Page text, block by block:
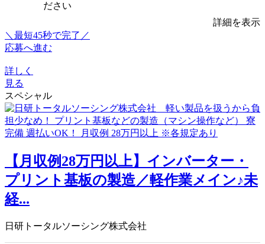
ださい
詳細を表示
＼最短45秒で完了／
応募へ進む
詳しく
見る
スペシャル
【月収例28万円以上】インバーター・
プリント基板の製造／軽作業メイン♪未
経...
日研トータルソーシング株式会社